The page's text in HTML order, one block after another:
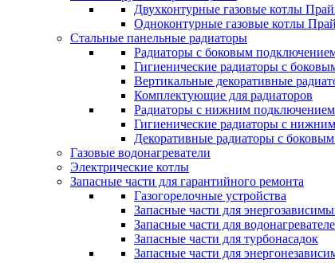
Двухконтурные газовые котлы
Одноконтурные газовые котлы
Стальные панельные радиаторы
Радиаторы c боковым
Гигиенические радиаторы c
Вертикальные декоративные
Комплектующие для радиаторов
Радиаторы c нижним
Гигиенические радиаторы c
Декоративные радиаторы с
Газовые водонагреватели
Электрические котлы
Запасные части для гарантийного ремонта
Газогорелочные устройства
Запасные части для
Запасные части для
Запасные части для турбонасадок
Запасные части для